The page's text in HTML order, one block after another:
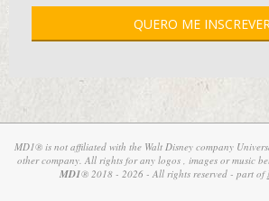
MD1® is not affiliated with the Walt Disney company
other company. All rights for any logos , images or music
MD1® 2018 - 2026 - All rights reserved - part of